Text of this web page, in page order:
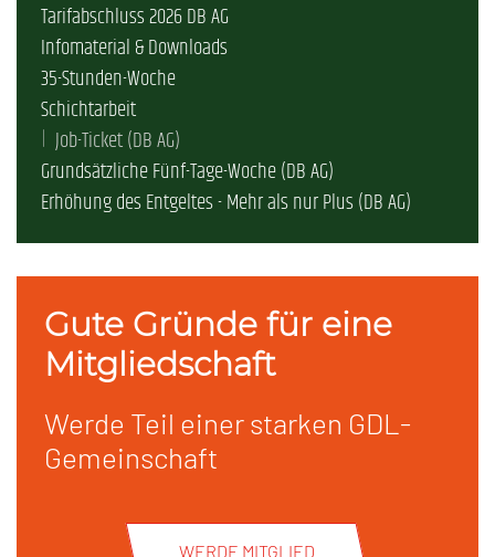
Tarifabschluss 2026 DB AG
Infomaterial & Downloads
35-Stunden-Woche
Schichtarbeit
Job-Ticket (DB AG)
Grundsätzliche Fünf-Tage-Woche (DB AG)
Erhöhung des Entgeltes - Mehr als nur Plus (DB AG)
Gute Gründe für eine
Mitgliedschaft
Werde Teil einer starken GDL-
Gemeinschaft
WERDE MITGLIED